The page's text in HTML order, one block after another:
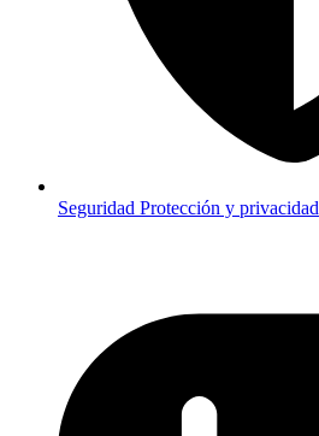
Seguridad Protección y privacidad